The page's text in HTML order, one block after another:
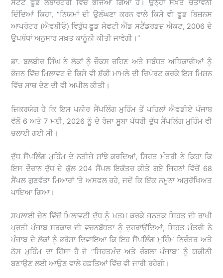
ਸਟੇਟ ਫੂਡ ਲੈਬਾਰਟਰੀ ਵਿੱਚ ਭੇਜਿਆ ਗਿਆ ਹੈ। ਉਨ੍ਹਾਂ ਸਖ਼ਤ ਚੇਤਾਵਨੀ
ਦਿੰਦਿਆਂ ਕਿਹਾ, “ਨਿਯਮਾਂ ਦੀ ਉਲੰਘਣਾ ਕਰਨ ਵਾਲੇ ਕਿਸੇ ਵੀ ਫੂਡ ਬਿਜ਼ਨਸ
ਆਪਰੇਟਰ (ਐਫਬੀਓ) ਵਿਰੁੱਧ ਫੂਡ ਸੇਫਟੀ ਐਂਡ ਸਟੈਂਡਰਡਜ਼ ਐਕਟ, 2006 ਦੇ
ਉਪਬੰਧਾਂ ਅਨੁਸਾਰ ਸਖ਼ਤ ਕਾਨੂੰਨੀ ਕੀਤੀ ਜਾਵੇਗੀ।”
ਡਾ. ਬਲਬੀਰ ਸਿੰਘ ਨੇ ਲੋਕਾਂ ਨੂੰ ਚੌਕਸ ਰਹਿਣ ਅਤੇ ਸਬੰਧਤ ਅਧਿਕਾਰੀਆਂ ਨੂੰ
ਭੋਜਨ ਵਿੱਚ ਮਿਲਾਵਟ ਦੇ ਕਿਸੇ ਵੀ ਸ਼ੱਕੀ ਮਾਮਲੇ ਦੀ ਰਿਪੋਰਟ ਕਰਕੇ ਇਸ ਮਿਸ਼ਨ
ਵਿੱਚ ਸਾਥ ਦੇਣ ਦੀ ਵੀ ਅਪੀਲ ਕੀਤੀ।
ਜ਼ਿਕਰਯੋਗ ਹੈ ਕਿ ਇਸ ਪਨੀਰ ਸੈਂਪਲਿੰਗ ਮੁਹਿੰਮ ਤੋਂ ਪਹਿਲਾਂ ਐਫਡੀਏ ਪੰਜਾਬ
ਵੱਲੋਂ 6 ਅਤੇ 7 ਮਈ, 2026 ਨੂੰ ਦੋ ਰੋਜ਼ਾ ਸੂਬਾ ਪੱਧਰੀ ਦੁੱਧ ਸੈਂਪਲਿੰਗ ਮੁਹਿੰਮ ਵੀ
ਚਲਾਈ ਗਈ ਸੀ।
ਦੁੱਧ ਸੈਂਪਲਿੰਗ ਮੁਹਿੰਮ ਦੇ ਨਤੀਜੇ ਸਾਂਝੇ ਕਰਦਿਆਂ, ਸਿਹਤ ਮੰਤਰੀ ਨੇ ਕਿਹਾ ਕਿ
ਇਸ ਦੌਰਾਨ ਦੁੱਧ ਦੇ ਕੁੱਲ 204 ਸੈਂਪਲ ਇਕੱਤਰ ਕੀਤੇ ਗਏ ਜਿਹਨਾਂ ਵਿੱਚੋਂ 68
ਸੈਂਪਲ ਗੁਣਵੱਤਾ ਮਿਆਰਾਂ ‘ਤੇ ਅਸਫਲ ਰਹੇ, ਜਦੋਂ ਕਿ ਇੱਕ ਨਮੂਨਾ ਅਸੁਰੱਖਿਅਤ
ਪਾਇਆ ਗਿਆ।
ਸਪਲਾਈ ਚੇਨ ਵਿੱਚੋਂ ਮਿਲਾਵਟੀ ਦੁੱਧ ਨੂੰ ਖ਼ਤਮ ਕਰਕੇ ਜਨਤਕ ਸਿਹਤ ਦੀ ਰਾਖੀ
ਪ੍ਰਤੀ ਪੰਜਾਬ ਸਰਕਾਰ ਦੀ ਵਚਨਬੱਧਤਾ ਨੂੰ ਦੁਹਰਾਉਂਦਿਆਂ, ਸਿਹਤ ਮੰਤਰੀ ਨੇ
ਪੰਜਾਬ ਦੇ ਲੋਕਾਂ ਨੂੰ ਭਰੋਸਾ ਦਿਵਾਇਆ ਕਿ ਇਹ ਸੈਂਪਲਿੰਗ ਮੁਹਿੰਮ ਨਿਰੰਤਰ ਅਤੇ
ਠੋਸ ਮੁਹਿੰਮ ਦਾ ਹਿੱਸਾ ਹੈ ਜੋ “ਸਿਹਤਮੰਦ ਅਤੇ ਰੰਗਲਾ ਪੰਜਾਬ” ਨੂੰ ਯਕੀਨੀ
ਬਣਾਉਣ ਲਈ ਆਉਣ ਵਾਲੇ ਹਫ਼ਤਿਆਂ ਵਿੱਚ ਵੀ ਜਾਰੀ ਰਹੇਗੀ।